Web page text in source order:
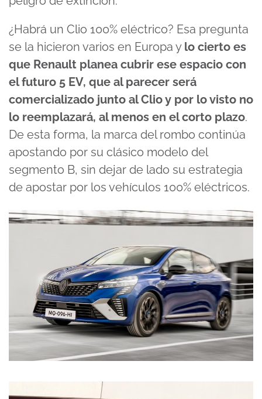
¿Habrá un Clio 100% eléctrico? Esa pregunta
se la hicieron varios en Europa y lo cierto es
que Renault planea cubrir ese espacio con
el futuro 5 EV, que al parecer será
comercializado junto al Clio y por lo visto no
lo reemplazará, al menos en el corto plazo.
De esta forma, la marca del rombo continúa
apostando por su clásico modelo del
segmento B, sin dejar de lado su estrategia
de apostar por los vehículos 100% eléctricos.